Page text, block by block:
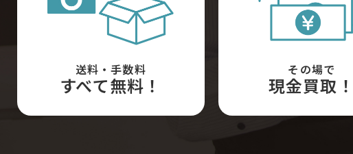
送料・手数料
すべて無料！
その場で
現金買取！